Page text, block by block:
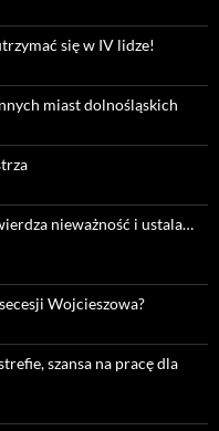
się w IV lidze!
miast dolnośląskich
nieważność i ustala…
Wojcieszowa?
szansa na pracę dla